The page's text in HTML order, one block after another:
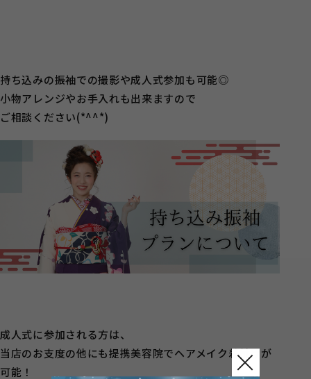
持ち込みの振袖での撮影や成人式参加も可能◎
小物アレンジやお手入れも出来ますので
ご相談ください(*^^*)
成人式に参加される方は、
当店のお支度の他にも提携美容院でヘアメイク着付けが
可能！